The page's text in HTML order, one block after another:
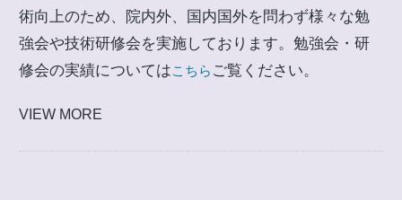
術向上のため、院内外、国内国外を問わず様々な勉
強会や技術研修会を実施しております。勉強会・研
修会の実績についてはこちら ご覧ください。
VIEW MORE